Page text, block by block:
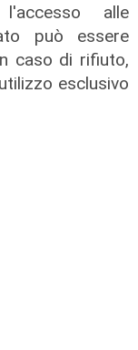
alle
può essere
caso di rifiuto,
esclusivo